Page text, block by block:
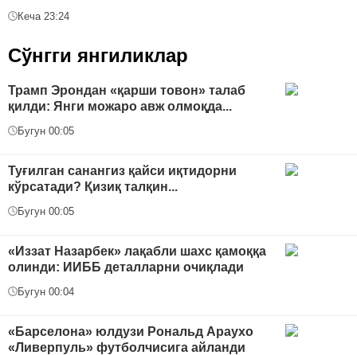
Кеча 23:24
Сўнгги янгиликлар
Трамп Эрондан «қарши товон» талаб
қилди: Янги можаро авж олмоқда...
Бугун 00:05
Туғилган санангиз қайси иқтидорни
кўрсатади? Қизиқ талқин...
Бугун 00:05
«Иззат Назарбек» лақабли шахс қамоққа
олинди: ИИББ деталларни очиқлади
Бугун 00:04
«Барселона» юлдузи Рональд Араухо
«Ливерпуль» футболчисига айланди